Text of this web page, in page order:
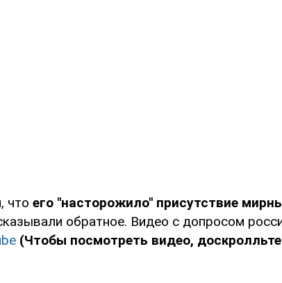
что его "насторожило" присутствие
обратное. Видео с допросом
(Чтобы посмотреть видео,